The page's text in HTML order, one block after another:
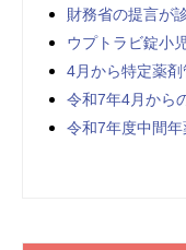
財務省の提言が
ウプトラビ錠小
4月から特定薬
令和7年4月から
令和7年度中間